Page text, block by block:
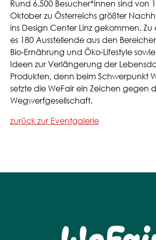
Rund 6.500 Besucher*innen sind von
Oktober zu Österreichs größter
ins Design Center Linz gekommen.
es 180 Ausstellende aus den
Bio-Ernährung und Öko-Lifestyle
Ideen zur Verlängerung der
Produkten, denn beim Schwerpunkt
setzte die WeFair ein Zeichen gegen
Wegwerfgesellschaft.
zurück zur Eventgalerie